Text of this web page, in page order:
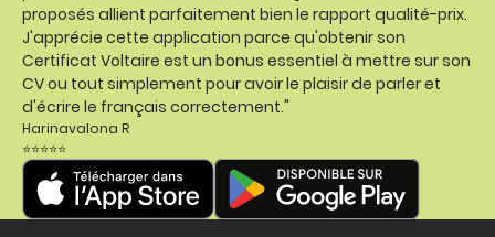
proposés allient parfaitement bien le rapport qualité-prix.
J'apprécie cette application parce qu'obtenir son
Certificat Voltaire est un bonus essentiel à mettre sur son
CV ou tout simplement pour avoir le plaisir de parler et
d'écrire le français correctement."
Harinavalona R
⭐⭐⭐⭐⭐